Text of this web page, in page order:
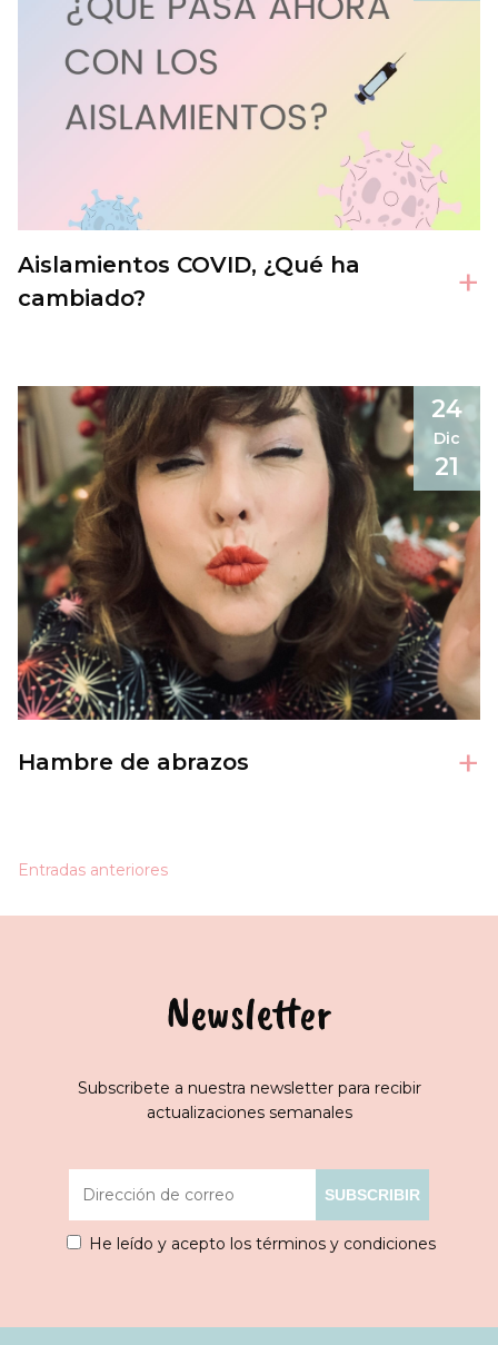
Aislamientos COVID, ¿Qué ha
cambiado?
+
24
Dic
21
Hambre de abrazos +
Navegación
de
Entradas anteriores
Newsletter
Subscribete a nuestra newsletter para recibir
actualizaciones semanales
He leído y acepto los términos y condiciones